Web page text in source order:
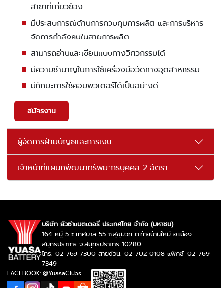
สาขาที่เกี่ยวข้อง
มีประสบการณ์ด้านการควบคุมการผลิต และการบริหาร
จัดการกำลังคนในสายการผลิต
สามารถอ่านและเขียนแบบทางวิศวกรรมได้
มีความชำนาญในการใช้เครื่องมือวัดทางอุตสาหกรรม
มีทักษะการใช้คอมพิวเตอร์ได้เป็นอย่างดี
สมัครงาน
ผู้จัดการฝ่ายบัญชีและการเงิน
เจ้าหน้าที่แผนกพัฒนาทรัพยากรบุคคล 2 อัตรา
บริษัท ยัวซ่าแบตเตอรี่ ประเทศไทย จำกัด (มหาชน)
164 หมู่ 5 ซ.เทศบาล 55 ถ.สุขุมวิท ต.ท้ายบ้านใหม่ อ.เมือง
สมุทรปราการ จ.สมุทรปราการ 10280
โทร: 02-769-7300 สายด่วน: 02-702-0108 แฟ็กซ์: 02-769-
7349
FACEBOOK: @YuasaClubs